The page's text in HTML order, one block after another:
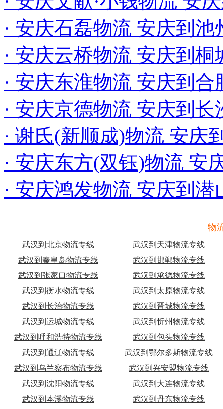
· 安庆石磊物流 安庆到池
· 安庆云桥物流 安庆到桐
· 安庆东淮物流 安庆到合
· 安庆京德物流 安庆到
· 谢氏(新顺成)物流 安庆
· 安庆东方(双钰)物流 安
· 安庆鸿发物流 安庆到潜
物
武汉到北京物流专线
武汉到天津物流专线
武汉到秦皇岛物流专线
武汉到邯郸物流专线
武汉到张家口物流专线
武汉到承德物流专线
武汉到衡水物流专线
武汉到太原物流专线
武汉到长治物流专线
武汉到晋城物流专线
武汉到运城物流专线
武汉到忻州物流专线
武汉到呼和浩特物流专线
武汉到包头物流专线
武汉到通辽物流专线
武汉到鄂尔多斯物流专线
武汉到乌兰察布物流专线
武汉到兴安盟物流专线
武汉到沈阳物流专线
武汉到大连物流专线
武汉到本溪物流专线
武汉到丹东物流专线